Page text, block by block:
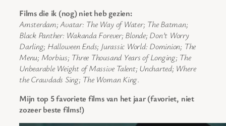
Films die ik (nog) niet heb gezien:
Amsterdam; Avatar: The Way of Water; The Batman;
Black Panther: Wakanda Forever; Blonde; Don’t Worry
Darling; Halloween Ends; Jurassic World: Dominion; The
Menu; Morbius; Three Thousand Years of Longing; The
Unbearable Weight of Massive Talent; Uncharted; Where
the Crawdads Sing; The Woman King.
Mijn top 5 favoriete films van het jaar (favoriet, niet
zozeer beste films!)